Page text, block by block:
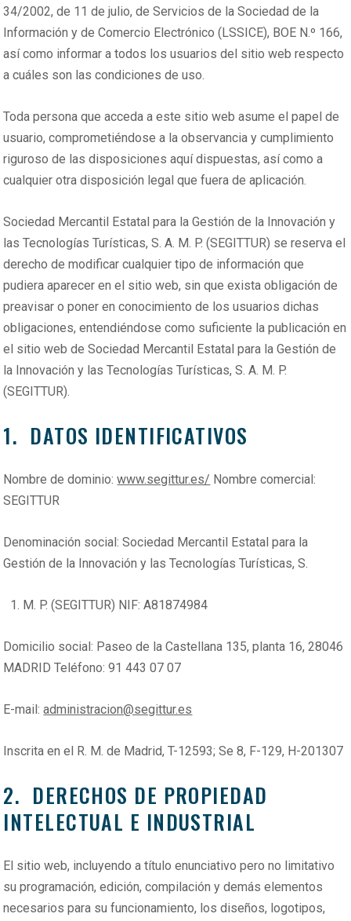
34/2002, de 11 de julio, de Servicios de la Sociedad de la
Información y de Comercio Electrónico (LSSICE), BOE N.º 166,
así como informar a todos los usuarios del sitio web respecto
a cuáles son las condiciones de uso.
Toda persona que acceda a este sitio web asume el papel de
usuario, comprometiéndose a la observancia y cumplimiento
riguroso de las disposiciones aquí dispuestas, así como a
cualquier otra disposición legal que fuera de aplicación.
Sociedad Mercantil Estatal para la Gestión de la Innovación y
las Tecnologías Turísticas, S. A. M. P. (SEGITTUR) se reserva el
derecho de modificar cualquier tipo de información que
pudiera aparecer en el sitio web, sin que exista obligación de
preavisar o poner en conocimiento de los usuarios dichas
obligaciones, entendiéndose como suficiente la publicación en
el sitio web de Sociedad Mercantil Estatal para la Gestión de
la Innovación y las Tecnologías Turísticas, S. A. M. P.
(SEGITTUR).
1. DATOS IDENTIFICATIVOS
Nombre de dominio:www.segittur.es/ Nombre comercial:
SEGITTUR
Denominación social: Sociedad Mercantil Estatal para la
Gestión de la Innovación y las Tecnologías Turísticas, S.
M. P. (SEGITTUR) NIF: A81874984
Domicilio social: Paseo de la Castellana 135, planta 16, 28046
MADRID Teléfono: 91 443 07 07
E-mail:administracion@segittur.es
Inscrita en el R. M. de Madrid, T-12593; Se 8, F-129, H-201307
2. DERECHOS DE PROPIEDAD
INTELECTUAL E INDUSTRIAL
El sitio web, incluyendo a título enunciativo pero no limitativo
su programación, edición, compilación y demás elementos
necesarios para su funcionamiento, los diseños, logotipos,